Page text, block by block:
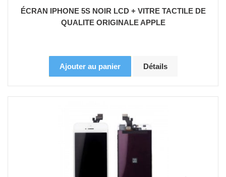
ÉCRAN IPHONE 5S NOIR LCD + VITRE TACTILE DE
QUALITE ORIGINALE APPLE
Ajouter au panier Détails